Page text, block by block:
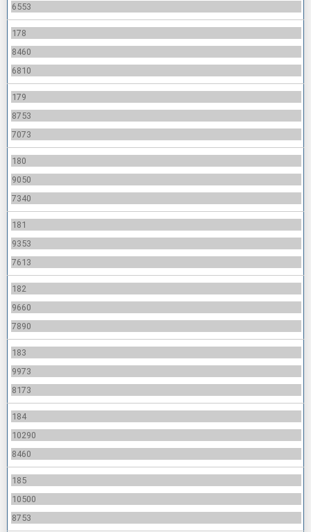
6553
178
8460
6810
179
8753
7073
180
9050
7340
181
9353
7613
182
9660
7890
183
9973
8173
184
10290
8460
185
10500
8753